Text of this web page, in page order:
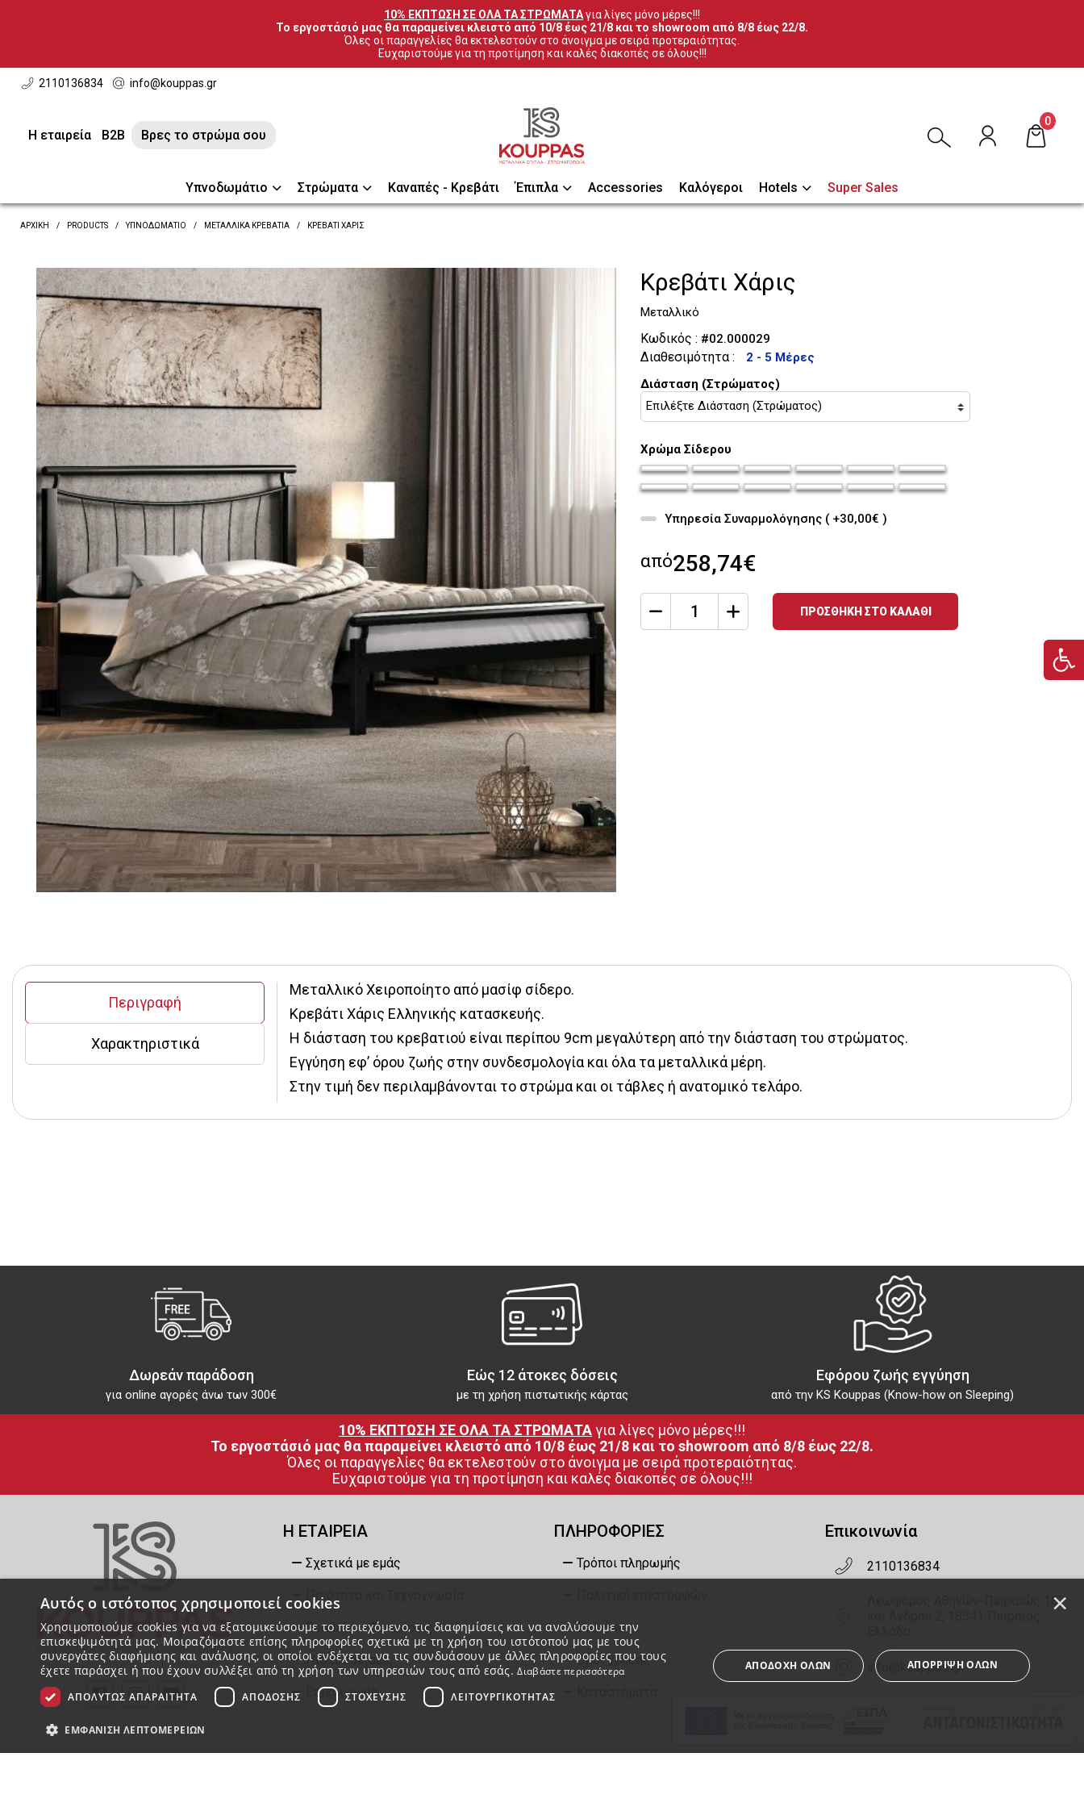
10% ΕΚΠΤΩΣΗ ΣΕ ΟΛΑ ΤΑ ΣΤΡΩΜΑΤΑ για λίγες μόνο μέρες!!!
Το εργοστάσιό μας θα παραμείνει κλειστό από 10/8 έως 21/8 και το showroom από 8/8 έως 22/8.
Όλες οι παραγγελίες θα εκτελεστούν στο άνοιγμα με σειρά προτεραιότητας.
Ευχαριστούμε για τη προτίμηση και καλές διακοπές σε όλους!!!
2110136834 info@kouppas.gr
Η εταιρεία B2B Βρες το στρώμα σου
0
Υπνοδωμάτιο Στρώματα Καναπές - Κρεβάτι Έπιπλα Accessories Καλόγεροι Hotels Super Sales
ΑΡΧΙΚΗ PRODUCTS ΥΠΝΟΔΩΜΆΤΙΟ ΜΕΤΑΛΛΙΚΆ ΚΡΕΒΆΤΙΑ ΚΡΕΒΆΤΙ ΧΆΡΙΣ
Κρεβάτι Χάρις
Μεταλλικό
Κωδικός : #02.000029
Διαθεσιμότητα :
2 - 5 Μέρες
Διάσταση (Στρώματος)
Χρώμα Σίδερου
chroma-siderou_35
chroma-siderou_36
chroma-siderou_37
chroma-siderou_38
chroma-siderou_39
chroma-siderou_40
chroma-siderou_41
chroma-siderou_42
chroma-siderou_43
chroma-siderou_44
chroma-siderou_45
chroma-siderou_46
Υπηρεσία Συναρμολόγησης ( +30,00€ )
από258,74€
ΠΡΟΣΘΗΚΗ ΣΤΟ ΚΑΛΑΘΙ
Περιγραφή
Χαρακτηριστικά
Μεταλλικό Χειροποίητο από μασίφ σίδερο.
Κρεβάτι Χάρις Ελληνικής κατασκευής.
Η διάσταση του κρεβατιού είναι περίπου 9cm μεγαλύτερη από την διάσταση του στρώματος.
Εγγύηση εφ’ όρου ζωής στην συνδεσμολογία και όλα τα μεταλλικά μέρη.
Στην τιμή δεν περιλαμβάνονται το στρώμα και οι τάβλες ή ανατομικό τελάρο.
Δωρεάν παράδοση
για online αγορές άνω των 300€
Εώς 12 άτοκες δόσεις
με τη χρήση πιστωτικής κάρτας
Εφόρου ζωής εγγύηση
από την KS Kouppas (Know-how on Sleeping)
10% ΕΚΠΤΩΣΗ ΣΕ ΟΛΑ ΤΑ ΣΤΡΩΜΑΤΑ για λίγες μόνο μέρες!!!
Το εργοστάσιό μας θα παραμείνει κλειστό από 10/8 έως 21/8 και το showroom από 8/8 έως 22/8.
Όλες οι παραγγελίες θα εκτελεστούν στο άνοιγμα με σειρά προτεραιότητας.
Ευχαριστούμε για τη προτίμηση και καλές διακοπές σε όλους!!!
Η ΕΤΑΙΡΕΙΑ
Σχετικά με εμάς
Ποιότητα και Τεχνογνωσία
Βραβεία – Διακρίσεις
Πιστοποιήσεις
Επικοινωνία
ΠΛΗΡΟΦΟΡΙΕΣ
Τρόποι πληρωμής
Εγγυήσεις
Όροι χρήσης
Επικοινωνία
2110136834
Λεωφόρος Αθηνών-Πειραιώς 107
info@kouppas.gr
×
Αυτός ο ιστότοπος χρησιμοποιεί cookies
Χρησιμοποιούμε cookies για να εξατομικεύσουμε το περιεχόμενο, τις διαφημίσεις και να αναλύσουμε την
επισκεψιμότητά μας. Μοιραζόμαστε επίσης πληροφορίες σχετικά με τη χρήση του ιστότοπού μας με τους
συνεργάτες διαφήμισης και ανάλυσης, οι οποίοι ενδέχεται να τις συνδυάσουν με άλλες πληροφορίες που τους
έχετε παράσχει ή που έχουν συλλέξει από τη χρήση των υπηρεσιών τους από εσάς.Διαβάστε περισσότερα
ΑΠΟΛΎΤΩΣ ΑΠΑΡΑΊΤΗΤΑ
ΑΠΌΔΟΣΗΣ ΣΤΌΧΕΥΣΗΣ ΛΕΙΤΟΥΡΓΙΚΌΤΗΤΑΣ
ΕΜΦΆΝΙΣΗ ΛΕΠΤΟΜΕΡΕΙΏΝ
ΑΠΟΔΟΧΉ ΌΛΩΝ ΑΠΌΡΡΙΨΗ ΌΛΩΝ